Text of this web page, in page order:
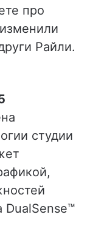
про
Райли.
студии
DualSense™